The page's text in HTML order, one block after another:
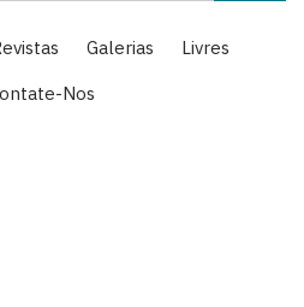
Galerias
Livres
Nos